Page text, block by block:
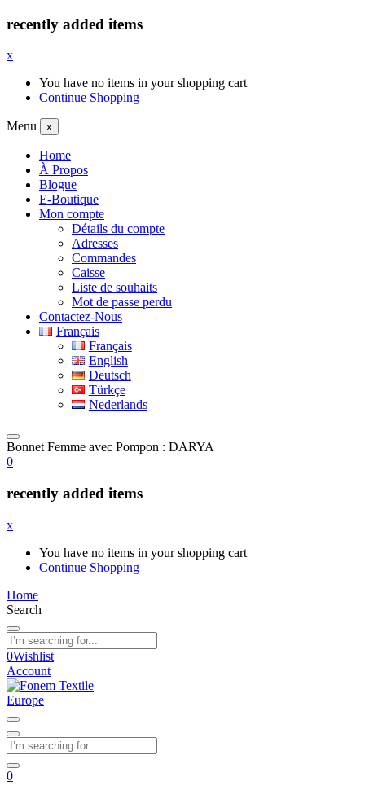
recently added items
x
You have no items in your shopping cart
Continue Shopping
Menu x
Home
À Propos
Blogue
E-Boutique
Mon compte
Détails du compte
Adresses
Commandes
Caisse
Liste de souhaits
Mot de passe perdu
Contactez-Nous
Français
Français
English
Deutsch
Türkçe
Nederlands
Bonnet Femme avec Pompon : DARYA
0
recently added items
x
You have no items in your shopping cart
Continue Shopping
Home
Search
0Wishlist
Account
0